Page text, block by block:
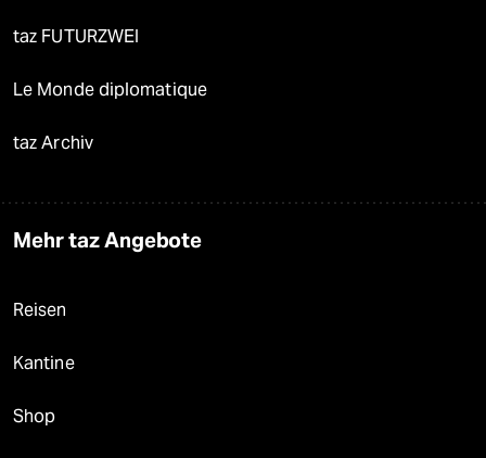
taz FUTURZWEI
Le Monde diplomatique
taz Archiv
Mehr taz Angebote
Reisen
Kantine
Shop